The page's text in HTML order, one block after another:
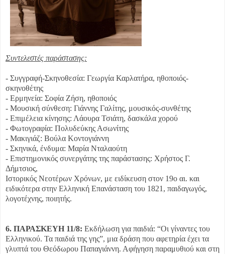
Συντελεστές παράστασης:
- Συγγραφή-Σκηνοθεσία: Γεωργία Καρλατήρα, ηθοποιός-
σκηνοθέτης
- Ερμηνεία: Σοφία Ζήση, ηθοποιός
- Μουσική σύνθεση: Γιάννης Γαλίτης, μουσικός-συνθέτης
- Επιμέλεια κίνησης: Λάουρα Τσιάτη, δασκάλα χορού
- Φωτογραφία: Πολυδεύκης Ασωνίτης
- Μακιγιάζ: Bούλα Κοντογιάννη
- Σκηνικά, ένδυμα: Mαρία Νταλαούτη
- Επιστημονικός συνεργάτης της παράστασης: Χρήστος Γ.
Δήμτσιος,
Ιστορικός Νεοτέρων Χρόνων, με ειδίκευση στον 19ο αι. και
ειδικότερα στην Ελληνική Επανάσταση του 1821, παιδαγωγός,
λογοτέχνης, ποιητής.
6. ΠΑΡΑΣΚΕΥΗ 11/8: Εκδήλωση για παιδιά: “Οι γίναντες του
Ελληνικού. Τα παιδιά της γης”, μια δράση που αφετηρία έχει τα
γλυπτά του Θεόδωρου Παπαγιάννη. Αφήγηση παραμυθιού και στη